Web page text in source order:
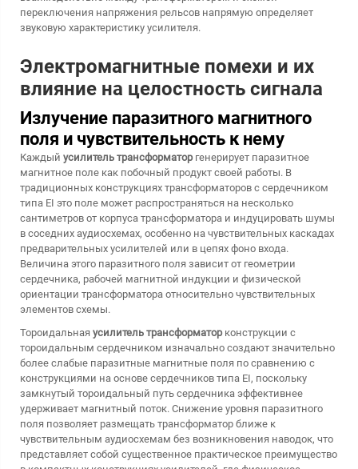
переключения напряжения рельсов напрямую определяет
звуковую характеристику усилителя.
Электромагнитные помехи и их
влияние на целостность сигнала
Излучение паразитного магнитного
поля и чувствительность к нему
Каждый усилитель трансформатор генерирует паразитное
магнитное поле как побочный продукт своей работы. В
традиционных конструкциях трансформаторов с сердечником
типа EI это поле может распространяться на несколько
сантиметров от корпуса трансформатора и индуцировать шумы
в соседних аудиосхемах, особенно на чувствительных каскадах
предварительных усилителей или в цепях фоно входа.
Величина этого паразитного поля зависит от геометрии
сердечника, рабочей магнитной индукции и физической
ориентации трансформатора относительно чувствительных
элементов схемы.
Тороидальная усилитель трансформатор конструкции с
тороидальным сердечником изначально создают значительно
более слабые паразитные магнитные поля по сравнению с
конструкциями на основе сердечников типа EI, поскольку
замкнутый тороидальный путь сердечника эффективнее
удерживает магнитный поток. Снижение уровня паразитного
поля позволяет размещать трансформатор ближе к
чувствительным аудиосхемам без возникновения наводок, что
представляет собой существенное практическое преимущество